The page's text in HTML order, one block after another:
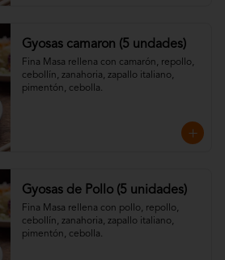
Gyosas camaron (5 undades)
Fina Masa rellena con camarón, repollo,
cebollín, zanahoria, zapallo italiano,
pimentón, cebolla.
Gyosas de Pollo (5 unidades)
Fina Masa rellena con pollo, repollo,
cebollín, zanahoria, zapallo italiano,
pimentón, cebolla.